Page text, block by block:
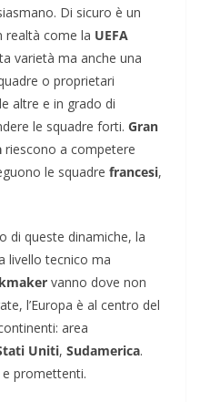
Di sicuro è un
realtà come la UEFA
varietà ma anche una
o proprietari
altre e in grado di
le squadre forti. Gran
riescono a competere
le squadre francesi,
di queste dinamiche, la
livello tecnico ma
vanno dove non
l’Europa è al centro del
area
Uniti, Sudamerica.
promettenti.